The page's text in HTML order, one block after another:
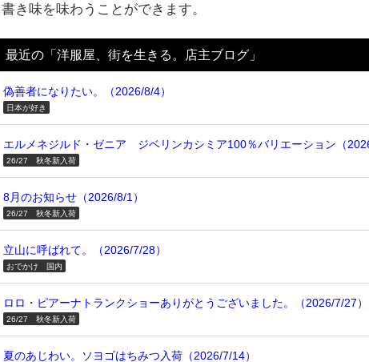
書き味を味わうことができます。
最近の「洋服屋、街を生きる。店主ブログ」
偽善者になりたい。（2026/8/4）
日本が好き
エルメネジルド・ゼニア ジベリンカシミア100％バリエーション（
26/27 秋冬新入荷
8月のお知らせ（2026/8/1）
26/27 秋冬新入荷
立山に呼ばれて。（2026/7/28）
おでかけ 国内
ロロ・ピアーナトランクショーありがとうございました。（2026/7/27）
26/27 秋冬新入荷
夏のあじわい。ソヨゴはちみつ入荷（2026/7/14）